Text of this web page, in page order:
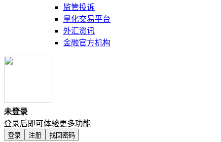
监管投诉
量化交易平台
外汇资讯
金融官方机构
未登录
登录后即可体验更多功能
登录 注册 找回密码